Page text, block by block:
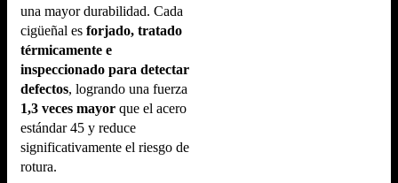
una mayor durabilidad. Cada
cigüeñal es forjado, tratado
térmicamente e
inspeccionado para detectar
defectos, logrando una fuerza
1,3 veces mayor que el acero
estándar 45 y reduce
significativamente el riesgo de
rotura.